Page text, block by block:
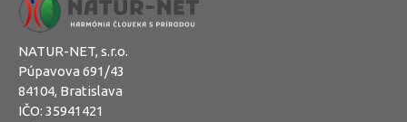
NATUR-NET, s.r.o.
Púpavova 691/43
84104, Bratislava
IČO: 35941421